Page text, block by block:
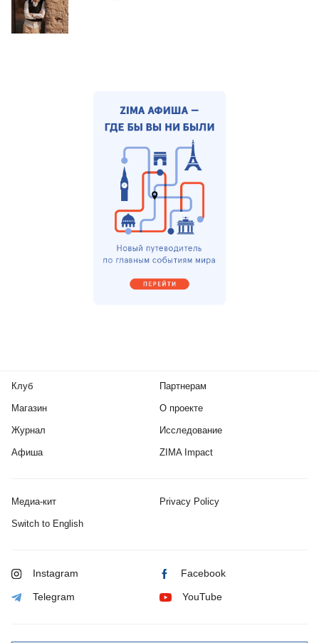
Клуб
Магазин
Журнал
Афиша
Партнерам
О проекте
Исследование
ZIMA Impact
Медиа-кит Privacy Policy
Switch to English
Instagram Facebook
Telegram YouTube